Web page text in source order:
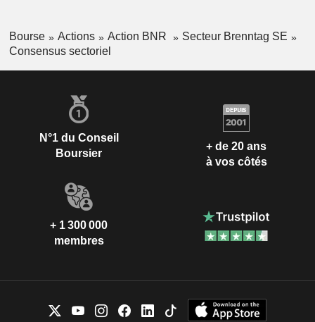
Bourse Actions Action BNR
Secteur Brenntag SE
Consensus sectoriel
N°1 du Conseil
Boursier
+ de 20 ans
à vos côtés
+ 1 300 000
membres